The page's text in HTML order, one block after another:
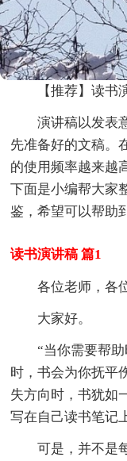
【推荐】读书
演讲稿以发表
先准备好的文稿。
的使用频率越来越
下面是小编帮大家
鉴，希望可以帮助
读书演讲稿 篇1
各位老师，各
大家好。
“当你需要帮
时，书会为你抚平
失方向时，书犹
写在自己读书笔记
可是，并不是